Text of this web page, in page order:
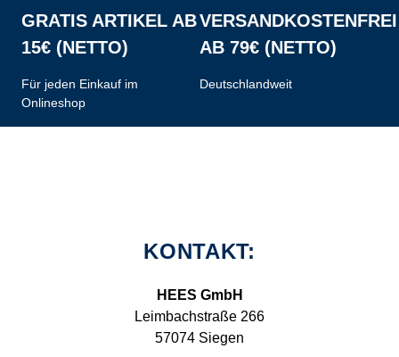
GRATIS ARTIKEL AB
15€ (NETTO)
Für jeden Einkauf im
Onlineshop
VERSANDKOSTENFREI
AB 79€ (NETTO)
Deutschlandweit
KONTAKT:
HEES GmbH
Leimbachstraße 266
57074 Siegen